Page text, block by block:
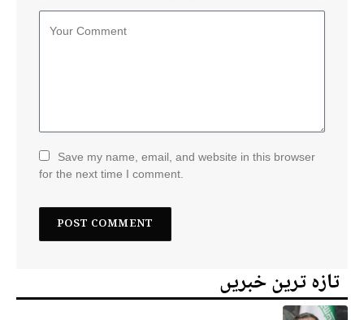
Save my name, email, and website in this browser
for the next time I comment.
تازہ ترین خبریں